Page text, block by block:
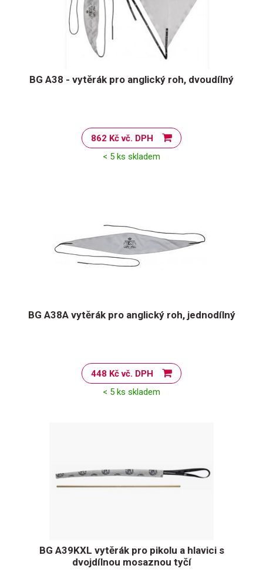
BG A38 - vytěrák pro anglický roh, dvoudílný
862 Kč vč. DPH
< 5 ks skladem
BG A38A vytěrák pro anglický roh, jednodílný
448 Kč vč. DPH
< 5 ks skladem
BG A39KXL vytěrák pro pikolu a hlavici s
dvojdílnou mosaznou tyčí